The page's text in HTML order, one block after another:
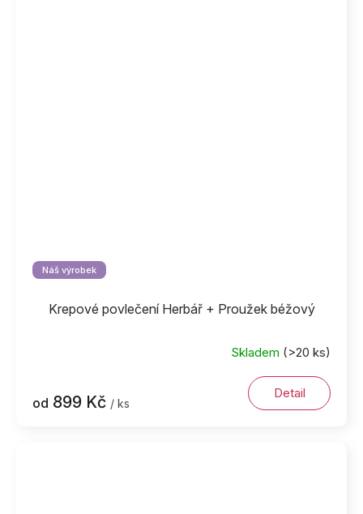
Náš výrobek
Krepové povlečení Herbář + Proužek béžový
Skladem (>20 ks)
od 899 Kč / ks
Detail